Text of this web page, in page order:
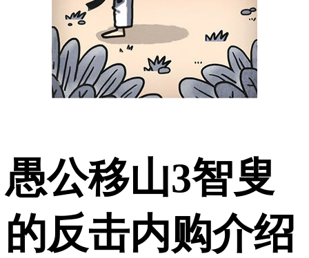
愚公移山3智叟
的反击内购介绍